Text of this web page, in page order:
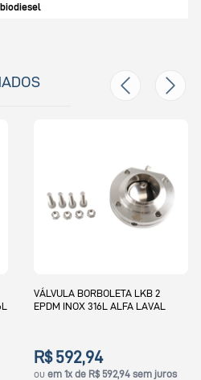
VÁLVULA BORBOLETA LKB 51MM
2" EPDM INOX 316L ALFA LAVAL
R$ 1.388,16
ouem 1x de R$ 1.388,16 sem juros